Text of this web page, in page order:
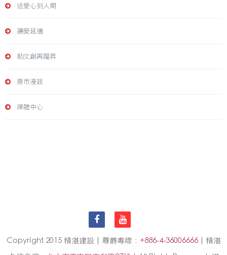
送愛心到人間
讓愛延續
助文創再躍昇
房市漫談
媒體中心
Copyright 2015 精湛建設 | 尊爵專線： +886-4-36006666| 精湛